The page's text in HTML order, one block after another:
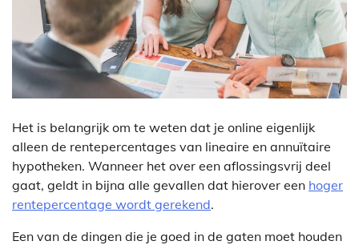
Het is belangrijk om te weten dat je online eigenlijk
alleen de rentepercentages van lineaire en annuïtaire
hypotheken. Wanneer het over een aflossingsvrij deel
gaat, geldt in bijna alle gevallen dat hierover een hoger
rentepercentage wordt gerekend.
Een van de dingen die je goed in de gaten moet houden